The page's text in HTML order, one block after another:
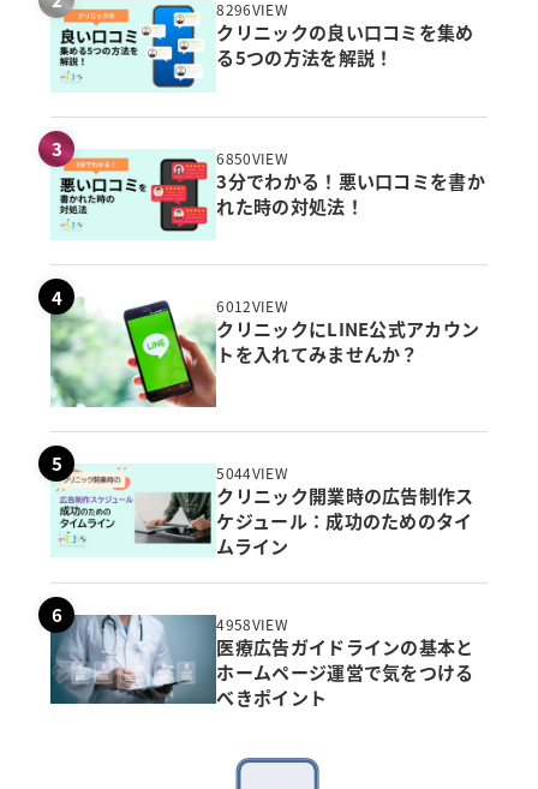
8296VIEW
クリニックの良い口コミを集め
る5つの方法を解説！
6850VIEW
3分でわかる！悪い口コミを書か
れた時の対処法！
6012VIEW
クリニックにLINE公式アカウン
トを入れてみませんか？
5044VIEW
クリニック開業時の広告制作ス
ケジュール：成功のためのタイ
ムライン
4958VIEW
医療広告ガイドラインの基本と
ホームページ運営で気をつける
べきポイント